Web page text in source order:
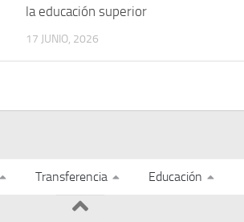
la educación superior
17 JUNIO, 2026
Transferencia Educación